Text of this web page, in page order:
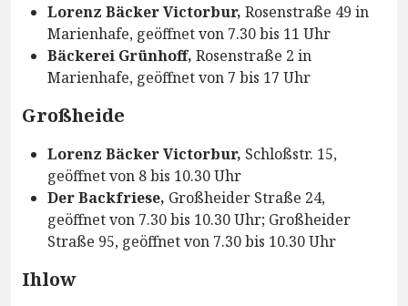
Lorenz Bäcker Victorbur, Rosenstraße 49 in
Marienhafe, geöffnet von 7.30 bis 11 Uhr
Bäckerei Grünhoff, Rosenstraße 2 in
Marienhafe, geöffnet von 7 bis 17 Uhr
Großheide
Lorenz Bäcker Victorbur, Schloßstr. 15,
geöffnet von 8 bis 10.30 Uhr
Der Backfriese, Großheider Straße 24,
geöffnet von 7.30 bis 10.30 Uhr; Großheider
Straße 95, geöffnet von 7.30 bis 10.30 Uhr
Ihlow